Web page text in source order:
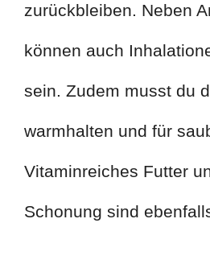
zurückbleiben. Neben
können auch
sein. Zudem musst du
warmhalten und für
Vitaminreiches Futter
Schonung sind